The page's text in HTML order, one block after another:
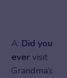
A: Did you
ever visit
Grandma’s